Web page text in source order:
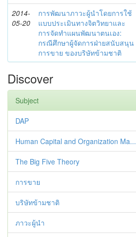
2014-
05-20
การพัฒนาภาวะผู้นำโดยการใช้
แบบประเมินทางจิตวิทยาและ
การจัดทำแผนพัฒนาตนเอง:
กรณีศึกษาผู้จัดการฝ่ายสนับสนุน
การขาย ของบริษัทข้ามชาติ
Discover
Subject
DAP
Human Capital and Organization Ma...
The Big Five Theory
การขาย
บริษัทข้ามชาติ
ภาวะผู้นำ